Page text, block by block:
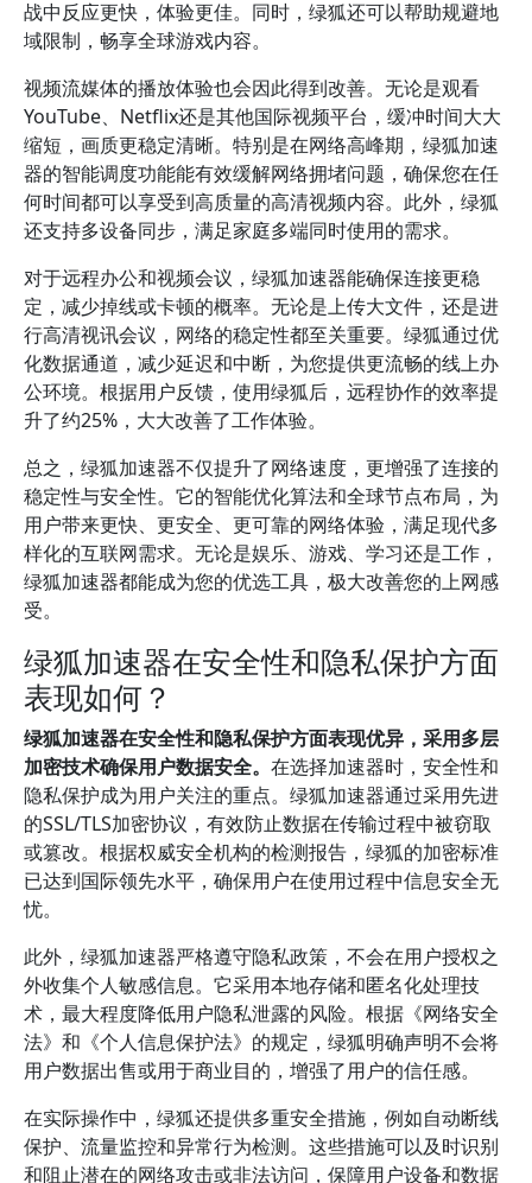
战中反应更快，体验更佳。同时，绿狐还可以帮助规避地
域限制，畅享全球游戏内容。
视频流媒体的播放体验也会因此得到改善。无论是观看
YouTube、Netflix还是其他国际视频平台，缓冲时间大大
缩短，画质更稳定清晰。特别是在网络高峰期，绿狐加速
器的智能调度功能能有效缓解网络拥堵问题，确保您在任
何时间都可以享受到高质量的高清视频内容。此外，绿狐
还支持多设备同步，满足家庭多端同时使用的需求。
对于远程办公和视频会议，绿狐加速器能确保连接更稳
定，减少掉线或卡顿的概率。无论是上传大文件，还是进
行高清视讯会议，网络的稳定性都至关重要。绿狐通过优
化数据通道，减少延迟和中断，为您提供更流畅的线上办
公环境。根据用户反馈，使用绿狐后，远程协作的效率提
升了约25%，大大改善了工作体验。
总之，绿狐加速器不仅提升了网络速度，更增强了连接的
稳定性与安全性。它的智能优化算法和全球节点布局，为
用户带来更快、更安全、更可靠的网络体验，满足现代多
样化的互联网需求。无论是娱乐、游戏、学习还是工作，
绿狐加速器都能成为您的优选工具，极大改善您的上网感
受。
绿狐加速器在安全性和隐私保护方面
表现如何？
绿狐加速器在安全性和隐私保护方面表现优异，采用多层
加密技术确保用户数据安全。 在选择加速器时，安全性和
隐私保护成为用户关注的重点。绿狐加速器通过采用先进
的SSL/TLS加密协议，有效防止数据在传输过程中被窃取
或篡改。根据权威安全机构的检测报告，绿狐的加密标准
已达到国际领先水平，确保用户在使用过程中信息安全无
忧。
此外，绿狐加速器严格遵守隐私政策，不会在用户授权之
外收集个人敏感信息。它采用本地存储和匿名化处理技
术，最大程度降低用户隐私泄露的风险。根据《网络安全
法》和《个人信息保护法》的规定，绿狐明确声明不会将
用户数据出售或用于商业目的，增强了用户的信任感。
在实际操作中，绿狐还提供多重安全措施，例如自动断线
保护、流量监控和异常行为检测。这些措施可以及时识别
和阻止潜在的网络攻击或非法访问，保障用户设备和数据